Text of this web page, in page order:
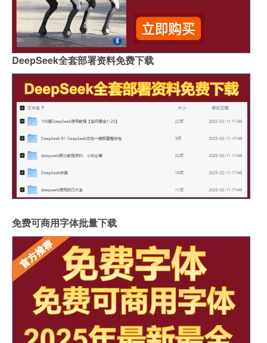
DeepSeek全套部署资料免费下载
免费可商用字体批量下载